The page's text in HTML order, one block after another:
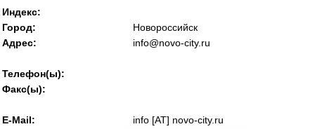
Индекс:
Город:
Новороссийск
Адрес:
info@novo-city.ru
Телефон(ы):
Факс(ы):
E-Mail:
info [AT] novo-city.ru